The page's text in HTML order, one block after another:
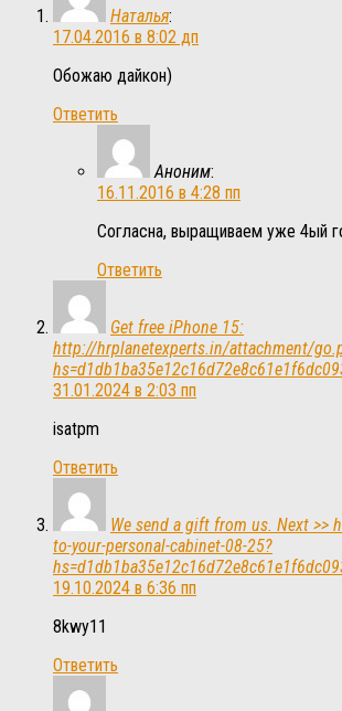
Наталья:
17.04.2016 в 8:02 дп
Обожаю дайкон)
Ответить
Аноним:
16.11.2016 в 4:28 пп
Согласна, выращиваем уже 4ый
Ответить
Get free iPhone 15:
http://hrplanetexperts.in/attachment/
31.01.2024 в 2:03 пп
isatpm
Ответить
We send a gift from us. Next >>
to-your-personal-cabinet-08-25?
19.10.2024 в 6:36 пп
8kwy11
Ответить